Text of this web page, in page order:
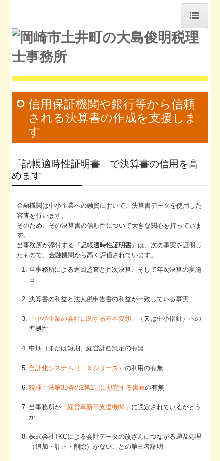
ホーム
事務所紹介
経営理念
お知らせ
セミナー案内
交通案内
リンク集
経営者お役立ち情報
関与先向け融資商品ご紹介
TKCシステムQ&A
お問合せ
経営革新等支援機関とは
経営改善オンデマンド講座
経営改善計画の策定支援
信用保証機関や銀行等から信頼
される決算書の作成を支援しま
す
「記帳適時性証明書」で決算書の信用を高
めます
金融機関は中小企業への融資において、決算書データを使用した
審査を行います。
そのため、その決算書の信頼性について大きな関心を持っていま
す。
当事務所が添付する 『記帳適時性証明書』 は、次の事実を証明し
たもので、金融機関から高く評価されています。
当事務所による巡回監査と月次決算、そして年次決算の実施
日
決算書の利益と法人税申告書の利益が一致している事実
「中小企業の会計に関する基本要領」
（又は中小指針）への
準拠性
中期（または短期）経営計画策定の有無
自計化システム（ＦＸシリーズ）の利用の有無
税理士法第33条の2第1項に規定する書面の有無
当事務所が 「経営革新等支援機関」 に認定されているかどう
か
株式会社TKCによる会計データの改ざんにつながる遡及処理
（追加・訂正・削除）がないことの第三者証明